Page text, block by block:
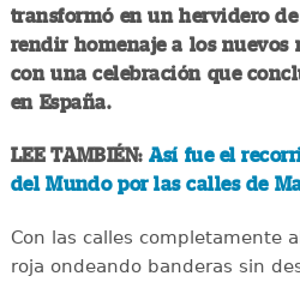
transformó en un hervidero
rendir homenaje a los
con una celebración que
en España.
LEE TAMBIÉN: Así fue el
del Mundo por las calles de
Con las calles completamente
roja ondeando banderas sin